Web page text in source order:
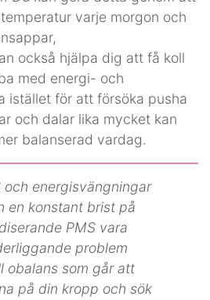
varje morgon och
också hjälpa dig att få koll
med energi- och
istället för att försöka pusha
och dalar lika mycket kan
balanserad vardag.
och energisvängningar
en konstant brist på
PMS vara
problem
obalans som går att
på din kropp och sök